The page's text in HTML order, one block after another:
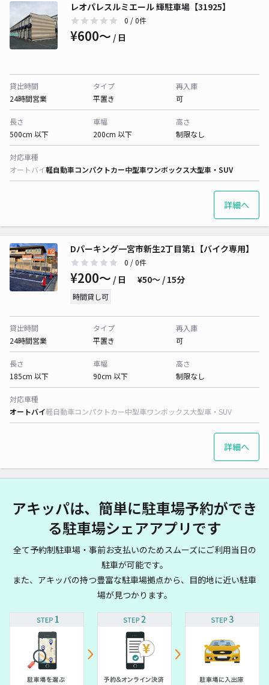
レオパレスルミエール 輝駐車場【31925】
0 / 0件
¥600〜 / 日
貸出時間
24時間営業
タイプ
平置き
再入庫
可
長さ
500cm 以下
車幅
200cm 以下
高さ
制限なし
対応車種
オートバイ軽自動車コンパクトカー中型車ワンボックス大型車・SUV
詳細へ
Dパーキング一宮市新生2丁目第1【バイク専用】
0 / 0件
¥200〜 / 日 ¥50〜 / 15分
時間貸し可
貸出時間
24時間営業
タイプ
平置き
再入庫
可
長さ
185cm 以下
車幅
90cm 以下
高さ
制限なし
対応車種
オートバイ軽自動車コンパクトカー中型車ワンボックス大型車・SUV
詳細へ
アキッパは、簡単に駐車場予約ができ
る駐車場シェアアプリです
全て予約制駐車場・事前お支払いのためスムーズにご利用当日の
駐車が可能です。
また、アキッパの持つ豊富な駐車場拠点から、目的地に近い駐車
場が見つかります。